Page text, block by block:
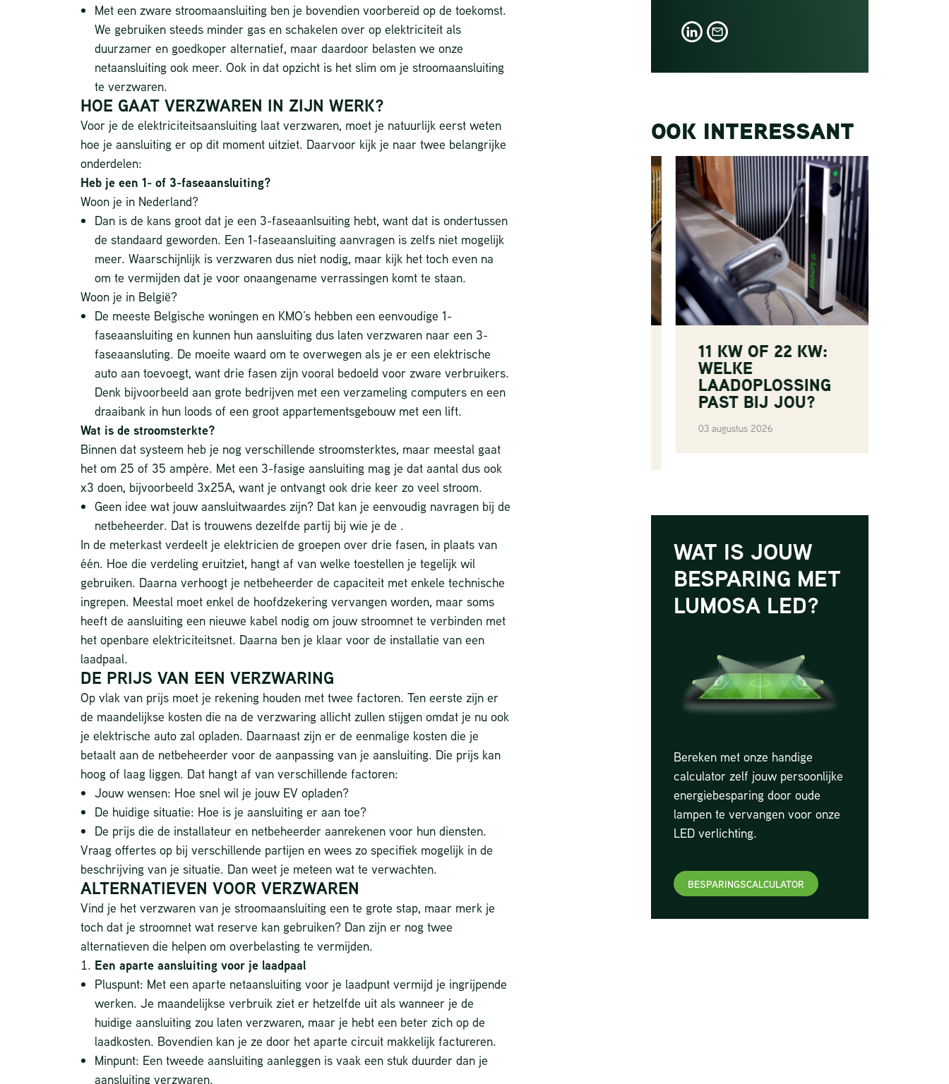
Met een zware stroomaansluiting ben je bovendien voorbereid op de toekomst.
We gebruiken steeds minder gas en schakelen over op elektriciteit als
duurzamer en goedkoper alternatief, maar daardoor belasten we onze
netaansluiting ook meer. Ook in dat opzicht is het slim om je stroomaansluiting
te verzwaren.
HOE GAAT VERZWAREN IN ZIJN WERK?
Voor je de elektriciteitsaansluiting laat verzwaren, moet je natuurlijk eerst weten
hoe je aansluiting er op dit moment uitziet. Daarvoor kijk je naar twee belangrijke
onderdelen:
Heb je een 1- of 3-faseaansluiting?
Woon je in Nederland?
Dan is de kans groot dat je een 3-faseaanlsuiting hebt, want dat is ondertussen
de standaard geworden. Een 1-faseaansluiting aanvragen is zelfs niet mogelijk
meer. Waarschijnlijk is verzwaren dus niet nodig, maar kijk het toch even na
om te vermijden dat je voor onaangename verrassingen komt te staan.
Woon je in België?
De meeste Belgische woningen en KMO’s hebben een eenvoudige 1-
faseaansluiting en kunnen hun aansluiting dus laten verzwaren naar een 3-
faseaansluting. De moeite waard om te overwegen als je er een elektrische
auto aan toevoegt, want drie fasen zijn vooral bedoeld voor zware verbruikers.
Denk bijvoorbeeld aan grote bedrijven met een verzameling computers en een
draaibank in hun loods of een groot appartementsgebouw met een lift.
Wat is de stroomsterkte?
Binnen dat systeem heb je nog verschillende stroomsterktes, maar meestal gaat
het om 25 of 35 ampère. Met een 3-fasige aansluiting mag je dat aantal dus ook
x3 doen, bijvoorbeeld 3x25A, want je ontvangt ook drie keer zo veel stroom.
Geen idee wat jouw aansluitwaardes zijn? Dat kan je eenvoudig navragen bij de
netbeheerder. Dat is trouwens dezelfde partij bij wie je de .
In de meterkast verdeelt je elektricien de groepen over drie fasen, in plaats van
één. Hoe die verdeling eruitziet, hangt af van welke toestellen je tegelijk wil
gebruiken. Daarna verhoogt je netbeheerder de capaciteit met enkele technische
ingrepen. Meestal moet enkel de hoofdzekering vervangen worden, maar soms
heeft de aansluiting een nieuwe kabel nodig om jouw stroomnet te verbinden met
het openbare elektriciteitsnet. Daarna ben je klaar voor de installatie van een
laadpaal.
DE PRIJS VAN EEN VERZWARING
Op vlak van prijs moet je rekening houden met twee factoren. Ten eerste zijn er
de maandelijkse kosten die na de verzwaring allicht zullen stijgen omdat je nu ook
je elektrische auto zal opladen. Daarnaast zijn er de eenmalige kosten die je
betaalt aan de netbeheerder voor de aanpassing van je aansluiting. Die prijs kan
hoog of laag liggen. Dat hangt af van verschillende factoren:
Jouw wensen: Hoe snel wil je jouw EV opladen?
De huidige situatie: Hoe is je aansluiting er aan toe?
De prijs die de installateur en netbeheerder aanrekenen voor hun diensten.
Vraag offertes op bij verschillende partijen en wees zo specifiek mogelijk in de
beschrijving van je situatie. Dan weet je meteen wat te verwachten.
ALTERNATIEVEN VOOR VERZWAREN
Vind je het verzwaren van je stroomaansluiting een te grote stap, maar merk je
toch dat je stroomnet wat reserve kan gebruiken? Dan zijn er nog twee
alternatieven die helpen om overbelasting te vermijden.
Een aparte aansluiting voor je laadpaal
Pluspunt: Met een aparte netaansluiting voor je laadpunt vermijd je ingrijpende
werken. Je maandelijkse verbruik ziet er hetzelfde uit als wanneer je de
huidige aansluiting zou laten verzwaren, maar je hebt een beter zich op de
laadkosten. Bovendien kan je ze door het aparte circuit makkelijk factureren.
Minpunt: Een tweede aansluiting aanleggen is vaak een stuk duurder dan je
aansluiting verzwaren.
LinkedInLinkedIn
OOK INTERESSANT
LOAD BALANCING:
SLIMMER LADEN
ZONDER
OVERBELASTING
28 juli 2026
WAAROM EEN
THUISLAADPAAL
NIET ALTIJD EEN
WALLBOX HOEFT TE
ZIJN
29 juli 2026
11 KW OF 22 KW:
WELKE
LAADOPLOSSING
PAST BIJ JOU?
03 augustus 2026
WAT IS JOUW
BESPARING MET
LUMOSA LED?
Bereken met onze handige
calculator zelf jouw persoonlijke
energiebesparing door oude
lampen te vervangen voor onze
LED verlichting.
BESPARINGSCALCULATOR